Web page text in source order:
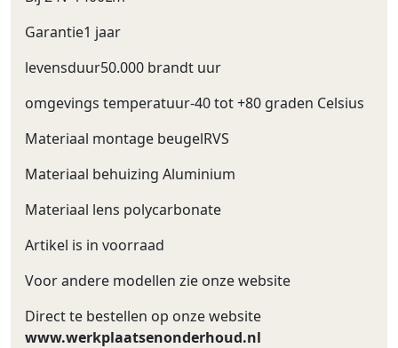
Garantie1 jaar
levensduur50.000 brandt uur
omgevings temperatuur-40 tot +80 graden Celsius
Materiaal montage beugelRVS
Materiaal behuizing Aluminium
Materiaal lens polycarbonate
Artikel is in voorraad
Voor andere modellen zie onze website
Direct te bestellen op onze website
www.werkplaatsenonderhoud.nl